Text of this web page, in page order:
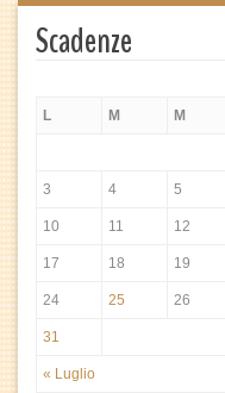
Scadenze
L
M M
« Luglio
3 4 5
10 11 12
17 18 19
24 25 26
31